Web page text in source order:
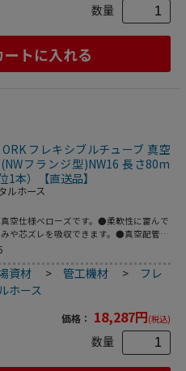
数量
ートに入れる
フレキシブルチューブ 真空
フランジ型)NW16 長さ80m
1本）【直送品】
ルホース
空仕様ベローズです。●柔軟性に富んで
や芯ズレを吸収できます。●真空配管
フランジサイズ：NW16●適合流
用温度範囲：-196～150℃(シール材の
なる)●Heリーク試験：1.33×10[[の-10
以下●フレキ部：ステンレス
ジ部：ステンレス(SUS316L)
資材 >管工機材 > フレ
ホース
価格： 18,287円(税込)
数量